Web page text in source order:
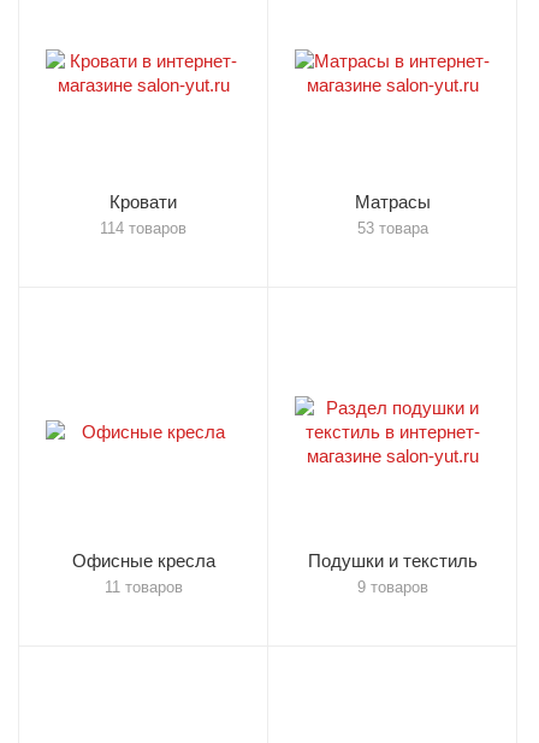
Кровати
114 товаров
Матрасы
53 товара
Офисные кресла
11 товаров
Подушки и текстиль
9 товаров